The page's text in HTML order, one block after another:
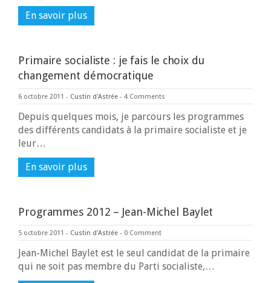
En savoir plus
Primaire socialiste : je fais le choix du
changement démocratique
6 octobre 2011 - Custin d'Astrée - 4 Comments
Depuis quelques mois, je parcours les programmes
des différents candidats à la primaire socialiste et je
leur…
En savoir plus
Programmes 2012 – Jean-Michel Baylet
5 octobre 2011 - Custin d'Astrée - 0 Comment
Jean-Michel Baylet est le seul candidat de la primaire
qui ne soit pas membre du Parti socialiste,…